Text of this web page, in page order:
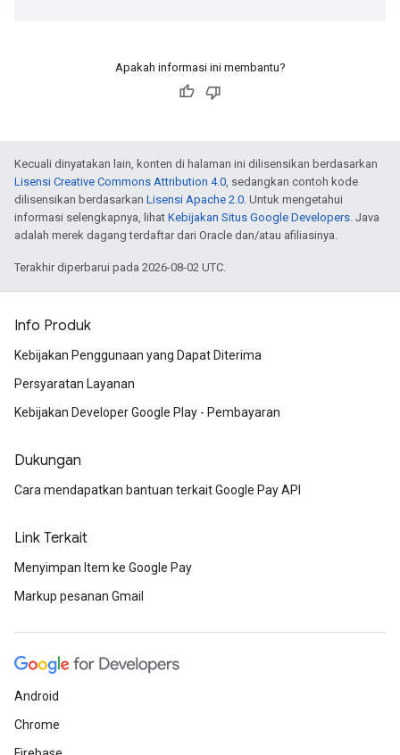
Apakah informasi ini membantu?
Kecuali dinyatakan lain, konten di halaman ini dilisensikan berdasarkan
Lisensi Creative Commons Attribution 4.0, sedangkan contoh kode
dilisensikan berdasarkan Lisensi Apache 2.0. Untuk mengetahui
informasi selengkapnya, lihat Kebijakan Situs Google Developers. Java
adalah merek dagang terdaftar dari Oracle dan/atau afiliasinya.
Terakhir diperbarui pada 2026-08-02 UTC.
Info Produk
Kebijakan Penggunaan yang Dapat Diterima
Persyaratan Layanan
Kebijakan Developer Google Play - Pembayaran
Dukungan
Cara mendapatkan bantuan terkait Google Pay API
Link Terkait
Menyimpan Item ke Google Pay
Markup pesanan Gmail
Android
Chrome